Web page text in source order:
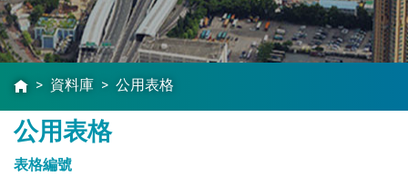
資料庫 公用表格
公用表格
表格編號